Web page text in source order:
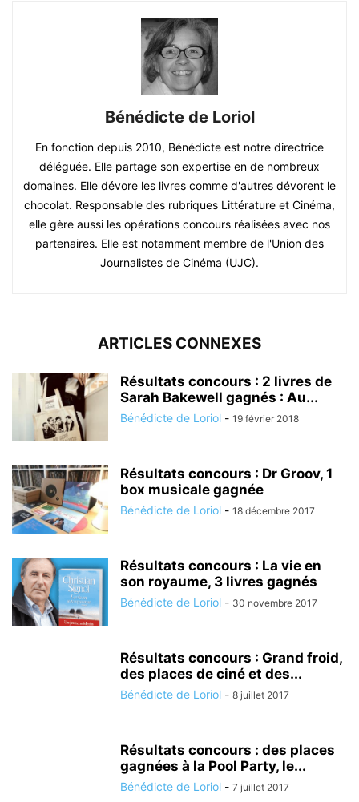
Bénédicte de Loriol
En fonction depuis 2010, Bénédicte est notre directrice
déléguée. Elle partage son expertise en de nombreux
domaines. Elle dévore les livres comme d'autres dévorent le
chocolat. Responsable des rubriques Littérature et Cinéma,
elle gère aussi les opérations concours réalisées avec nos
partenaires. Elle est notamment membre de l'Union des
Journalistes de Cinéma (UJC).
ARTICLES CONNEXES
Résultats concours : 2 livres de
Sarah Bakewell gagnés : Au...
Bénédicte de Loriol - 19 février 2018
Résultats concours : Dr Groov, 1
box musicale gagnée
Bénédicte de Loriol - 18 décembre 2017
Résultats concours : La vie en
son royaume, 3 livres gagnés
Bénédicte de Loriol - 30 novembre 2017
Résultats concours : Grand froid,
des places de ciné et des...
Bénédicte de Loriol - 8 juillet 2017
Résultats concours : des places
gagnées à la Pool Party, le...
Bénédicte de Loriol - 7 juillet 2017